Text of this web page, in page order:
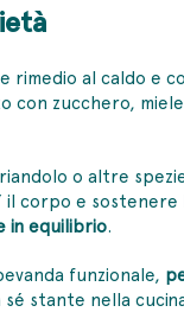
al caldo e
con zucchero,
o altre
corpo e
in equilibrio.
funzionale,
stante nella